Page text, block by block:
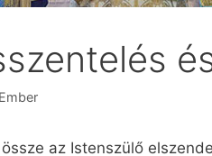
az Istenszülő